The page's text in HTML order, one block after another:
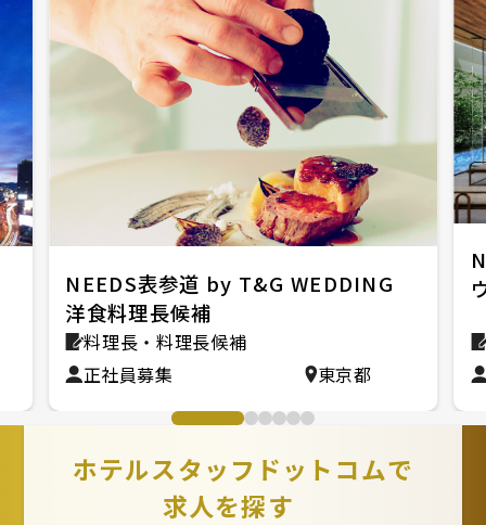
NEEDS表参道 by T&G WEDDING
洋食料理長候補
料理長・料理長候補
正社員募集
東京都
ホテルスタッフドットコムで
求人を探す